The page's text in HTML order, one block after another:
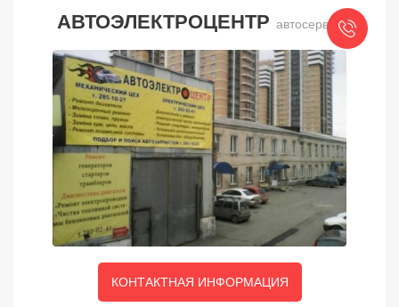
АВТОЭЛЕКТРОЦЕНТР автосервис
КОНТАКТНАЯ ИНФОРМАЦИЯ